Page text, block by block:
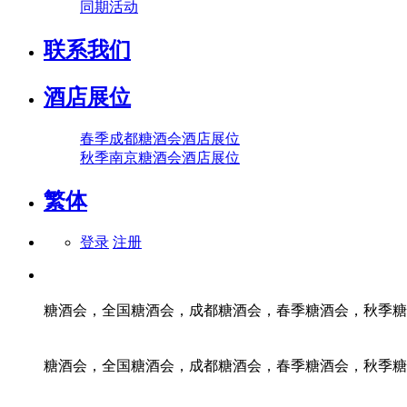
同期活动
联系我们
酒店展位
春季成都糖酒会酒店展位
秋季南京糖酒会酒店展位
繁体
登录 注册
糖酒会，全国糖酒会，成都糖酒会，春季糖酒会，秋季
糖酒会，全国糖酒会，成都糖酒会，春季糖酒会，秋季